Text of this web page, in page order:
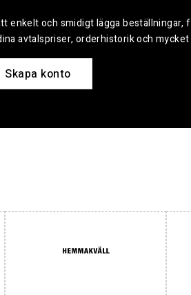
enkelt och smidigt lägga beställningar,
avtalspriser, orderhistorik och mycket
Skapa konto